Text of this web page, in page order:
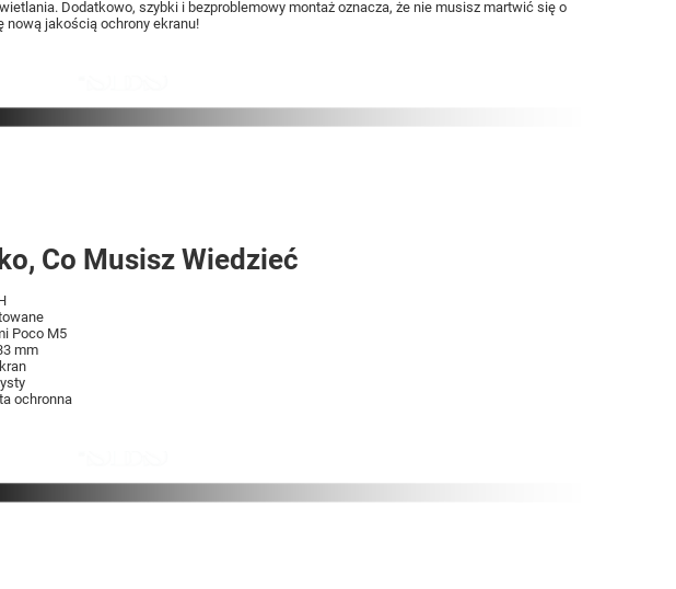
Dodatkowo, szybki i bezproblemowy montaż oznacza, że nie musisz martwić się o
nową jakością ochrony ekranu!
Co Musisz Wiedzieć
Poco M5
mm
ochronna